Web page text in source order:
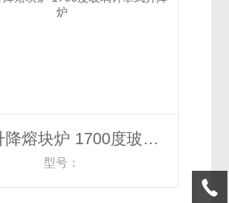
高温升降熔块炉 1700度玻璃钟罩式升降炉
型号：